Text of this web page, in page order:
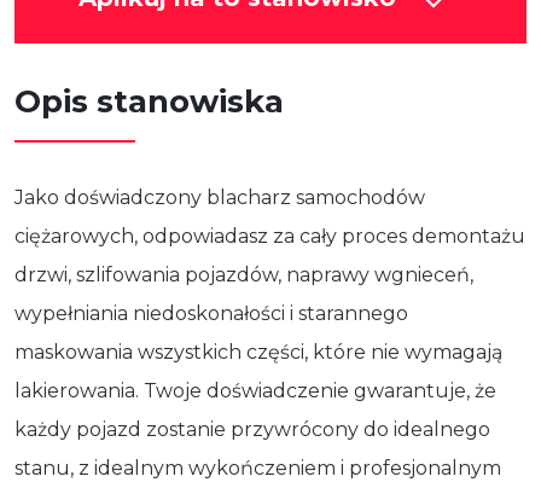
Opis stanowiska
Jako doświadczony blacharz samochodów
ciężarowych, odpowiadasz za cały proces demontażu
drzwi, szlifowania pojazdów, naprawy wgnieceń,
wypełniania niedoskonałości i starannego
maskowania wszystkich części, które nie wymagają
lakierowania. Twoje doświadczenie gwarantuje, że
każdy pojazd zostanie przywrócony do idealnego
stanu, z idealnym wykończeniem i profesjonalnym